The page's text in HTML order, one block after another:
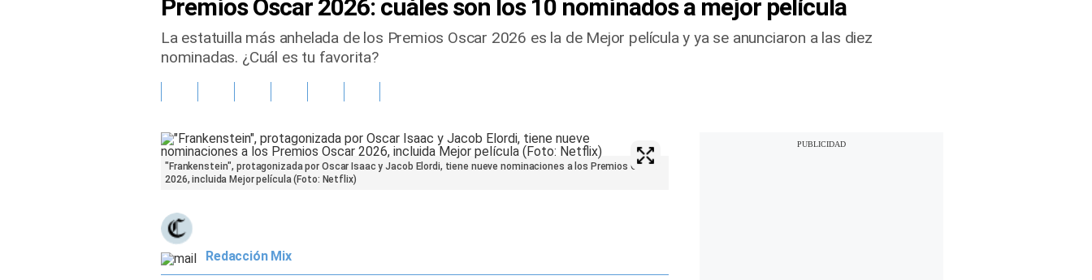
Premios Oscar 2026: cuáles son los 10 nominados a mejor película
La estatuilla más anhelada de los Premios Oscar 2026 es la de Mejor película y ya se anunciaron a las diez
nominadas. ¿Cuál es tu favorita?
"Frankenstein", protagonizada por Oscar Isaac y Jacob Elordi, tiene nueve nominaciones a los Premios Oscar
2026, incluida Mejor película (Foto: Netflix)
Redacción Mix